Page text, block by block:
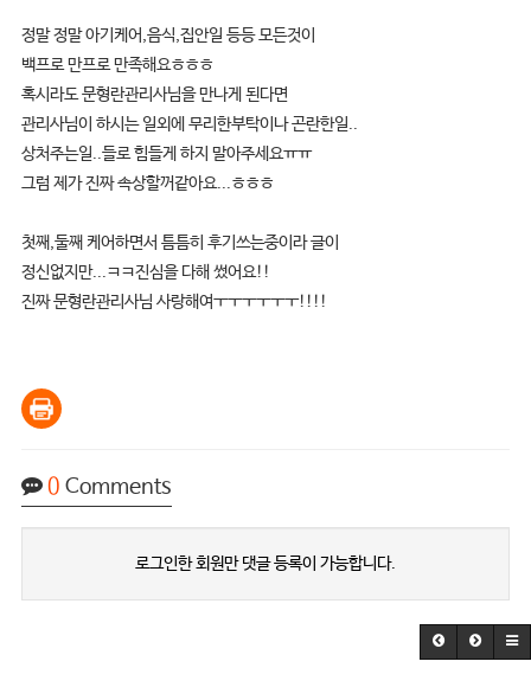
정말 정말 아기케어,음식,집안일 등등 모든것이
백프로 만프로 만족해요ㅎㅎㅎ
혹시라도 문형란관리사님을 만나게 된다면
관리사님이 하시는 일외에 무리한부탁이나 곤란한일..
상처주는일..들로 힘들게 하지 말아주세요ㅠㅠ
그럼 제가 진짜 속상할꺼같아요...ㅎㅎㅎ
첫째,둘째 케어하면서 틈틈히 후기쓰는중이라 글이
정신없지만...ㅋㅋ진심을 다해 썼어요!!
진짜 문형란관리사님 사랑해여ㅜㅜㅜㅜㅜㅜ!!!!
0 Comments
로그인한 회원만 댓글 등록이 가능합니다.